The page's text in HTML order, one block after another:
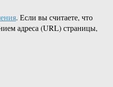
. Если вы считаете, что
адреса (URL) страницы,